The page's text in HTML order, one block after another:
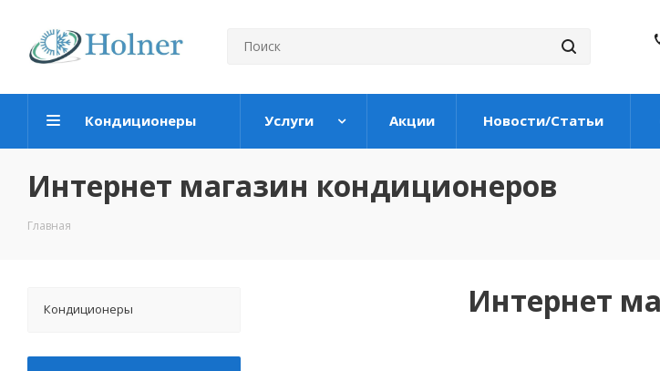
Кондиционеры Услуги Акции Новости/Статьи
Интернет магазин кондиционеров
Главная
Интернет
Кондиционеры